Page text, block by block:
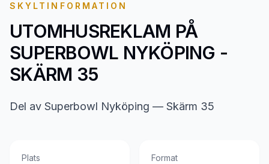
SKYLTINFORMATION
UTOMHUSREKLAM PÅ
SUPERBOWL NYKÖPING -
SKÄRM 35
Del av Superbowl Nyköping — Skärm 35
Plats Format